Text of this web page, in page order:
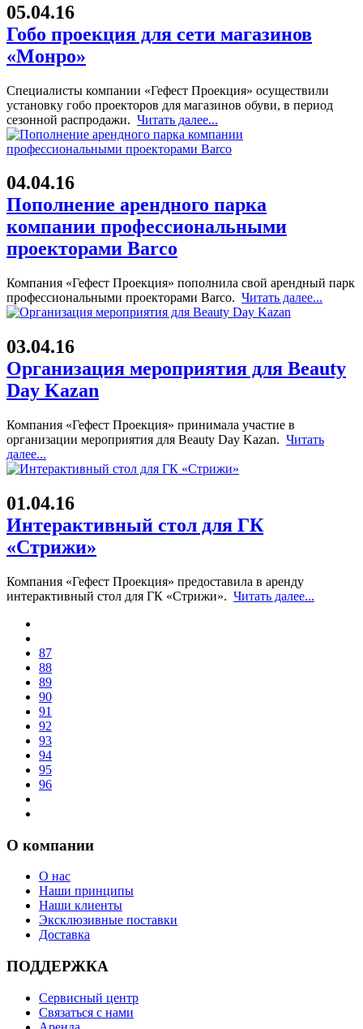
05.04.16
Гобо проекция для сети магазинов
«Монро»
Специалисты компании «Гефест Проекция» осуществили
установку гобо проекторов для магазинов обуви, в период
сезонной распродажи. Читать далее...
04.04.16
Пополнение арендного парка
компании профессиональными
проекторами Barco
Компания «Гефест Проекция» пополнила свой арендный парк
профессиональными проекторами Barco. Читать далее...
03.04.16
Организация мероприятия для Beauty
Day Kazan
Компания «Гефест Проекция» принимала участие в
организации мероприятия для Beauty Day Kazan. Читать
далее...
01.04.16
Интерактивный стол для ГК
«Стрижи»
Компания «Гефест Проекция» предоставила в аренду
интерактивный стол для ГК «Стрижи». Читать далее...
87
88
89
90
91
92
93
94
95
96
О компании
О нас
Наши принципы
Наши клиенты
Эксклюзивные поставки
Доставка
ПОДДЕРЖКА
Сервисный центр
Связаться с нами